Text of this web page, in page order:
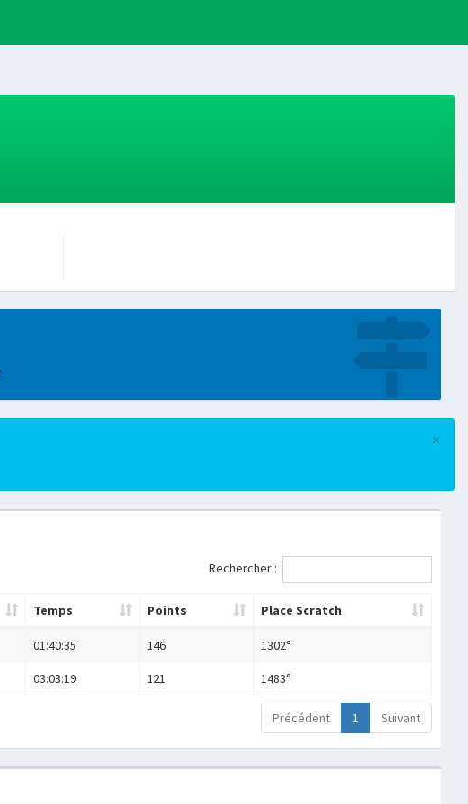
×
Rechercher :
Temps Points Place Scratch
01:40:35 146 1302°
03:03:19 121 1483°
Précédent 1 Suivant